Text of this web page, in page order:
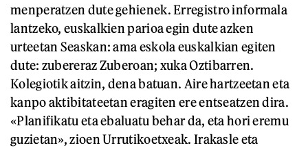
menperatzen dute gehienek. Erregistro informala
lantzeko, euskalkien parioa egin dute azken
urteetan Seaskan: ama eskola euskalkian egiten
dute: zubereraz Zuberoan; xuka Oztibarren.
Kolegiotik aitzin, dena batuan. Aire hartzeetan eta
kanpo aktibitateetan eragiten ere entseatzen dira.
«Planifikatu eta ebaluatu behar da, eta hori eremu
guzietan», zioen Urrutikoetxeak. Irakasle eta